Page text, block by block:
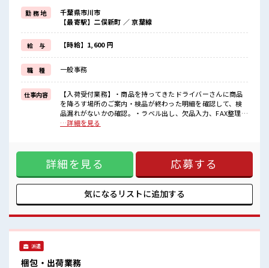
≪プライベートが充実する≫
場合によってはお願いすることもありますが、
残業はほとんどナシ！
≪週休2日制≫
週末は家族や友人と一緒にプライベート満喫！
≪自分に合った期間で働ける≫
福利厚生が整った派遣のお仕事です！
■職場の雰囲気
休憩室で自分タイム！
のんびりスマホチェック♪
持ち物が多いあなたにもぴったり☆
ロッカー付き職場♪
勤 務 地
千葉県市川市
【最寄駅】二俣新町 ／ 京葉線
給 与 【時給】1,600 円
職 種 一般事務
仕事内容
【入荷受付業務】・商品を持ってきたドライバーさんに商品
を降ろす場所のご案内・検品が終わった明細を確認して、検
品漏れがないかの確認。・ラベル出し、欠品入力、FAX整理・
電話対応※主に外部の電話 ■お仕事PR ≪経験者優遇≫ これま
る≫ 場合によってはお願いすることもありますが、 残業はほ
とんどナシ！ ≪週休2日制≫ 週末は家族や友人と一緒にプラ
イベート満喫！ ≪自分に合った期間で働ける≫ 福利厚生が整
った派遣のお仕事です！ ■職場の雰囲気 休憩室で自分タイ
ム！ のんびりスマホチェック♪ 持ち物が多いあなたにもぴっ
たり☆ ロッカー付き職場♪ 残業はほとんどなし！ プライベー
…詳細を見る
詳細を見る 応募する
気になるリストに追加する
派遣
梱包・出荷業務